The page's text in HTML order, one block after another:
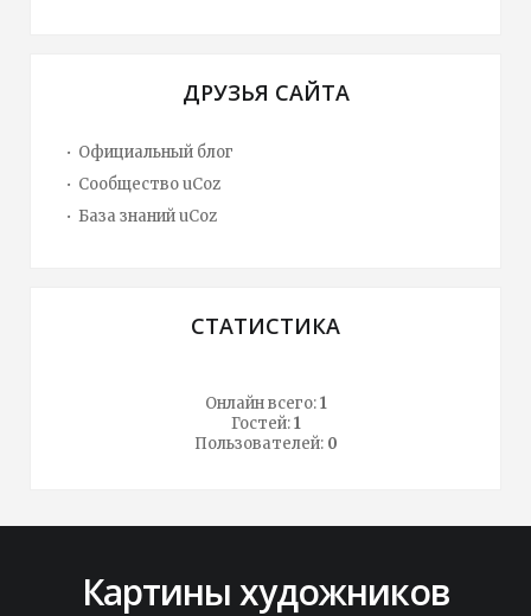
ДРУЗЬЯ САЙТА
Официальный блог
Сообщество uCoz
База знаний uCoz
СТАТИСТИКА
Онлайн всего:1
Гостей:1
Пользователей: 0
Картины художников